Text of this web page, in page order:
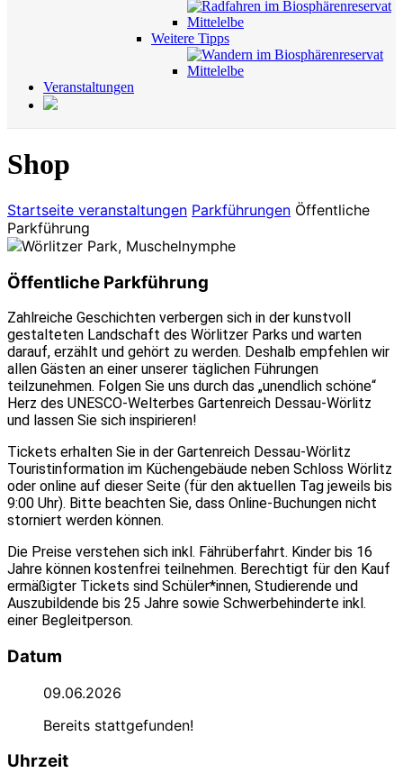
Weitere Tipps
Veranstaltungen
Shop
Startseite veranstaltungen Parkführungen Öffentliche
Parkführung
Öffentliche Parkführung
Zahlreiche Geschichten verbergen sich in der kunstvoll
gestalteten Landschaft des Wörlitzer Parks und warten
darauf, erzählt und gehört zu werden. Deshalb empfehlen wir
allen Gästen an einer unserer täglichen Führungen
teilzunehmen. Folgen Sie uns durch das „unendlich schöne“
Herz des UNESCO-Welterbes Gartenreich Dessau-Wörlitz
und lassen Sie sich inspirieren!
Tickets erhalten Sie in der Gartenreich Dessau-Wörlitz
Touristinformation im Küchengebäude neben Schloss Wörlitz
oder online auf dieser Seite (für den aktuellen Tag jeweils bis
9:00 Uhr). Bitte beachten Sie, dass Online-Buchungen nicht
storniert werden können.
Die Preise verstehen sich inkl. Fährüberfahrt. Kinder bis 16
Jahre können kostenfrei teilnehmen. Berechtigt für den Kauf
ermäßigter Tickets sind Schüler*innen, Studierende und
Auszubildende bis 25 Jahre sowie Schwerbehinderte inkl.
einer Begleitperson.
Datum
09.06.2026
Bereits stattgefunden!
Uhrzeit